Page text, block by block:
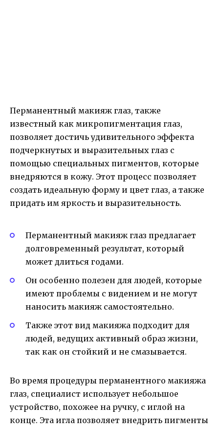
Перманентный макияж глаз, также
известный как микропигментация глаз,
позволяет достичь удивительного эффекта
подчеркнутых и выразительных глаз с
помощью специальных пигментов, которые
внедряются в кожу. Этот процесс позволяет
создать идеальную форму и цвет глаз, а также
придать им яркость и выразительность.
Перманентный макияж глаз предлагает
долговременный результат, который
может длиться годами.
Он особенно полезен для людей, которые
имеют проблемы с видением и не могут
наносить макияж самостоятельно.
Также этот вид макияжа подходит для
людей, ведущих активный образ жизни,
так как он стойкий и не смазывается.
Во время процедуры перманентного макияжа
глаз, специалист использует небольшое
устройство, похожее на ручку, с иглой на
конце. Эта игла позволяет внедрить пигменты